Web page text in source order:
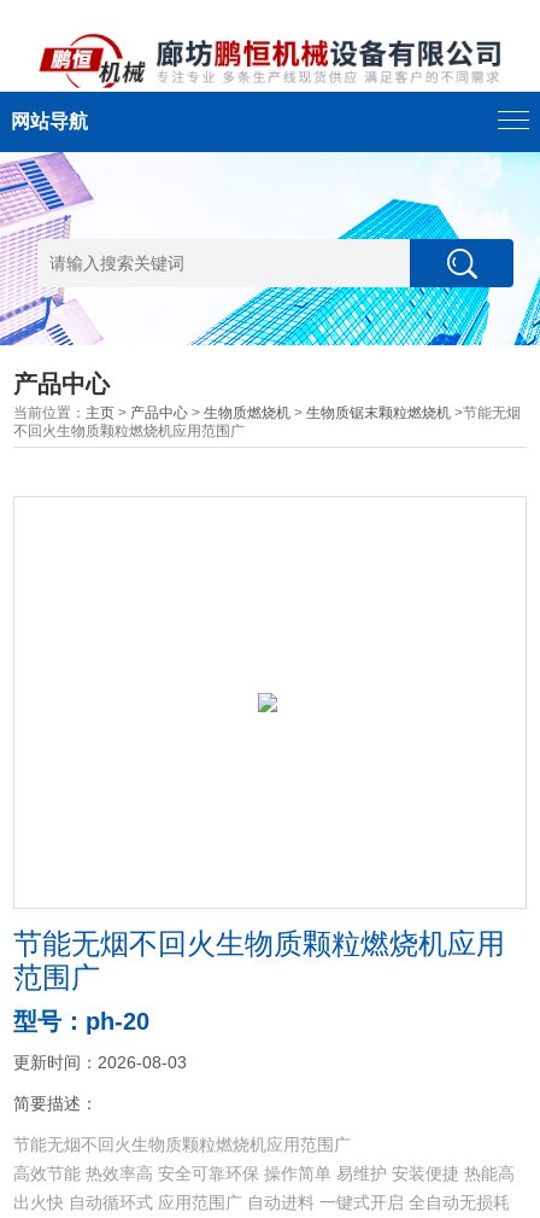
网站导航
产品中心
当前位置： 主页 > 产品中心 >生物质燃烧机 >生物质锯末颗粒燃烧机 >节能无烟
不回火生物质颗粒燃烧机应用范围广
节能无烟不回火生物质颗粒燃烧机应用
范围广
型号：ph-20
更新时间：2026-08-03
简要描述：
节能无烟不回火生物质颗粒燃烧机应用范围广
高效节能 热效率高 安全可靠环保 操作简单 易维护 安装便捷 热能高
出火快 自动循环式 应用范围广 自动进料 一键式开启 全自动无损耗